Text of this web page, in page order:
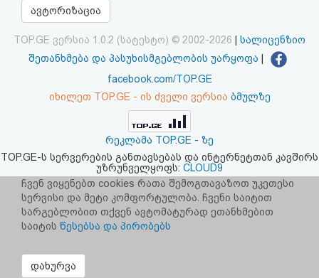
HTML
კოდი
შეთანხმება
პასუხისმგებლობის
უარყოფა
ავტორიზაცია
TOP.GE ვერსია 1.0.2 (სატესტო) © 2002-2026
სალიცენზიო
შეთანხმება და პასუხისმგებლობის უარყოფა
facebook.com/TOP.GE
იხილეთ TOP.GE - ის ძველი ვერსია ბმულზე
რეკლამა TOP.GE - ზე
TOP.GE-ს სერვერების განთავსებას და ინტერნეტთან კავშირს
უზრუნველყოფს: CLOUD9
ჩვენ ვიყენებთ cookies რათა შემოგთავაზოთ უკეთესი
სერვისი და მეტი კომფორტულობა. ჩვენი საიტით
სარგებლობით თქვენ ავტომატურად ეთანხმებით
საიტის წესებსა და პირობებს
დახურვა